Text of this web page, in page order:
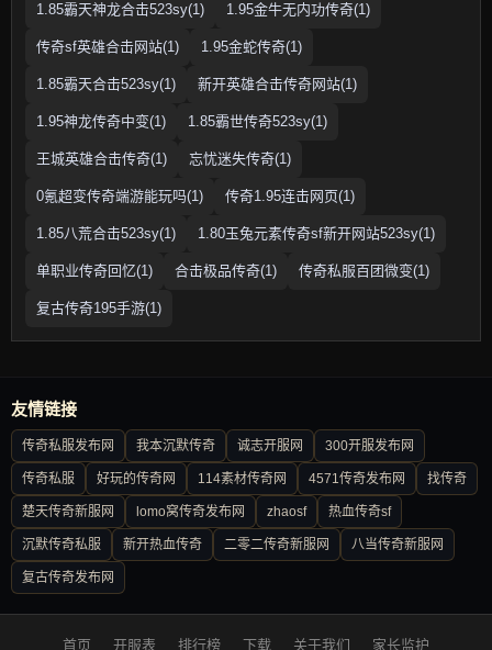
1.85霸天神龙合击523sy(1) 1.95金牛无内功传奇(1)
传奇sf英雄合击网站(1) 1.95金蛇传奇(1)
1.85霸天合击523sy(1) 新开英雄合击传奇网站(1)
1.95神龙传奇中变(1) 1.85霸世传奇523sy(1)
王城英雄合击传奇(1) 忘忧迷失传奇(1)
0氪超变传奇端游能玩吗(1) 传奇1.95连击网页(1)
1.85八荒合击523sy(1) 1.80玉兔元素传奇sf新开网站523sy(1)
单职业传奇回忆(1) 合击极品传奇(1) 传奇私服百团微变(1)
复古传奇195手游(1)
友情链接
传奇私服发布网 我本沉默传奇 诚志开服网 300开服发布网
传奇私服 好玩的传奇网 114素材传奇网 4571传奇发布网 找传奇
楚天传奇新服网 lomo窝传奇发布网 zhaosf 热血传奇sf
沉默传奇私服 新开热血传奇 二零二传奇新服网 八当传奇新服网
复古传奇发布网
首页 开服表 排行榜 下载 关于我们 家长监护